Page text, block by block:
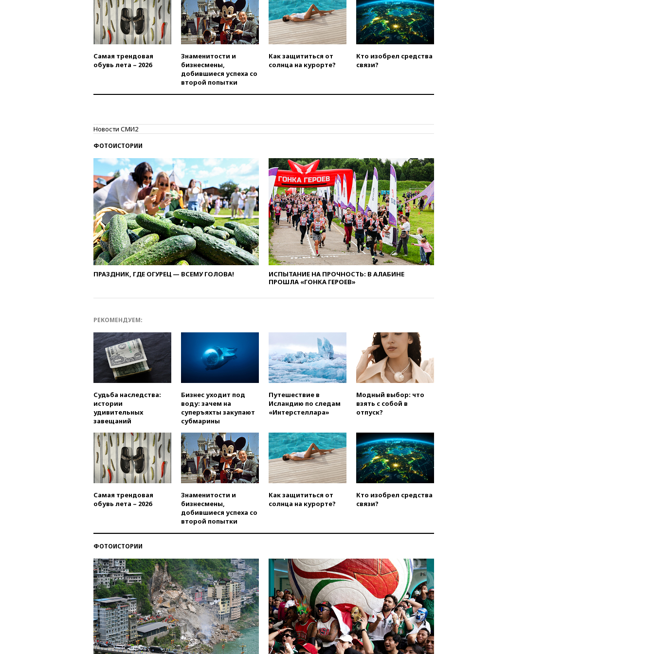
во время сплава
вчера, 23:30Жителя Нижнего
Тагила арестовали за реакции
в Теlegram
вчера, 22:50 Российский
режиссер Кирилл Соколов
к мораторию на удары по
президентом республики
вчера, 20:58Финляндия
введет экзамен для
претендентов на получение
гражданства
вчера, 20:12Минобороны
Болгарии: упавший в стране
беспилотник, скорее всего,
был украинским
вчера, 19:29ОАЭ обвинили
Иран в атаке на судно
нефтяной компании ADNOC в
Ормузе
ТАСС: Уиткофф и
Кушнер могут вскоре посетить
Москву и Киев
вчера, 17:43«Тиса» выдвинула
экс-председателя Верховного
Венгрии
вчера, 16:50Politico: «Газовая
вчера, 16:16Беспилотник
взорвался вблизи
газопровода в Болгарии
вчера, 15:25При атаке БПЛА в
Белгородской области погиб
мирный житель
вчера, 14:54 В Аргентине умер
Черном море
вчера, 14:20Генпрокурором
США стал Тодд Бланш
вчера, 13:37 Пляжи
Геленджика закрыты из-за
опасности БПЛА
вчера, 13:03Испания ввела
погранконтроль для
итальянских туристов
Самая трендовая
обувь лета – 2026
Знаменитости и
бизнесмены,
добившиеся успеха со
второй попытки
Как защититься от
солнца на курорте?
Кто изобрел средства
связи?
Новости СМИ2
ФОТОИСТОРИИ
ПРАЗДНИК, ГДЕ ОГУРЕЦ — ВСЕМУ ГОЛОВА!
ИСПЫТАНИЕ НА ПРОЧНОСТЬ: В АЛАБИНЕ
ПРОШЛА «ГОНКА ГЕРОЕВ»
РЕКОМЕНДУЕМ:
Судьба наследства:
истории
удивительных
завещаний
Бизнес уходит под
воду: зачем на
суперъяхты закупают
субмарины
Путешествие в
Исландию по следам
«Интерстеллара»
Модный выбор: что
взять с собой в
отпуск?
Самая трендовая
обувь лета – 2026
Знаменитости и
бизнесмены,
добившиеся успеха со
второй попытки
Как защититься от
солнца на курорте?
Кто изобрел средства
связи?
ФОТОИСТОРИИ